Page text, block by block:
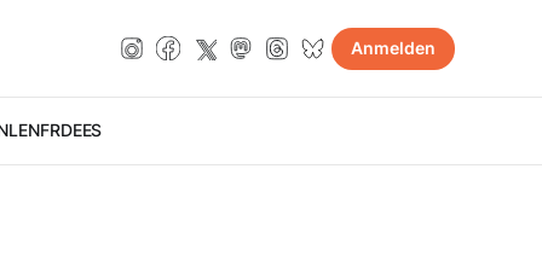
ENFRDEES
Anmelden